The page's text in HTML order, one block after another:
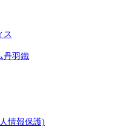
ス
丹羽鐵
情報保護)